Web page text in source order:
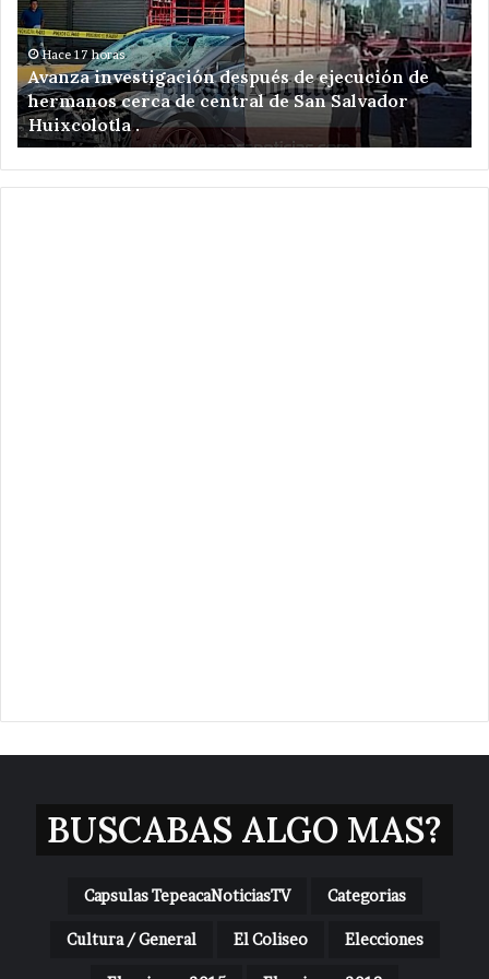
ejecución
de
hermanos
cerca
de
central
de
San
Salvador
Hace 17 horas
Avanza investigación después de ejecución de
hermanos cerca de central de San Salvador
Huixcolotla .
a
de
BUSCABAS ALGO MAS?
Capsulas TepeacaNoticiasTV Categorias
Cultura / General El Coliseo Elecciones